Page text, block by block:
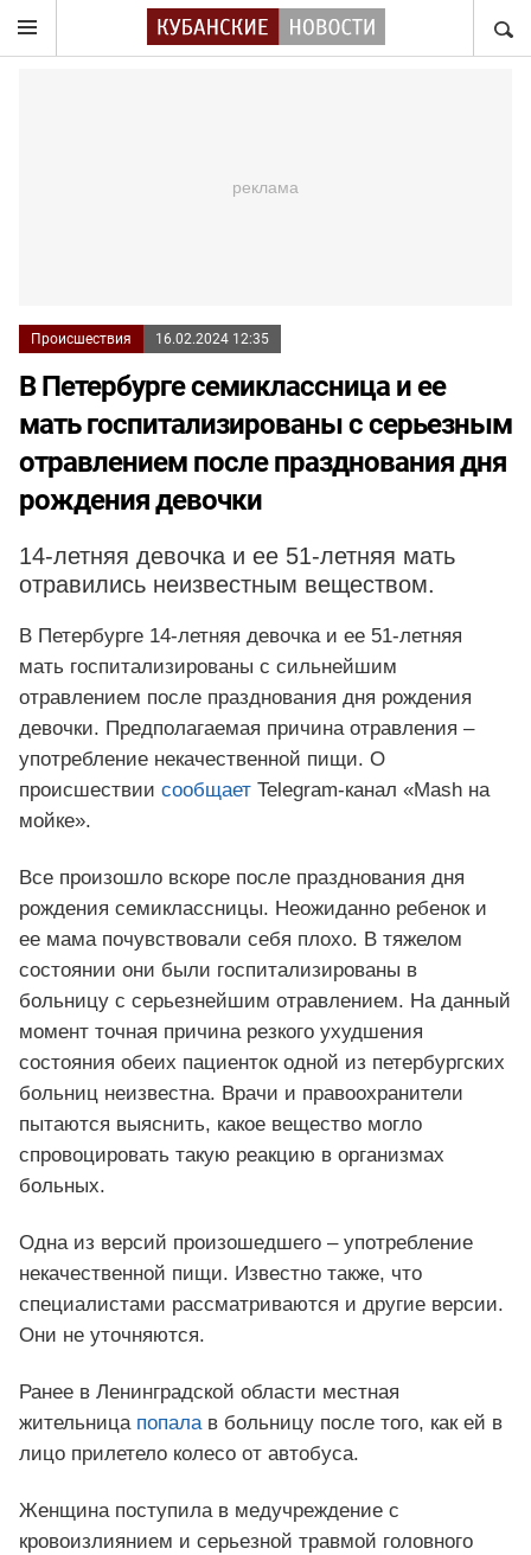
Происшествия 16.02.2024 12:35
В Петербурге семиклассница и ее
мать госпитализированы с серьезным
отравлением после празднования дня
рождения девочки
14-летняя девочка и ее 51-летняя мать
отравились неизвестным веществом.
В Петербурге 14-летняя девочка и ее 51-летняя
мать госпитализированы с сильнейшим
отравлением после празднования дня рождения
девочки. Предполагаемая причина отравления –
употребление некачественной пищи. О
происшествии сообщает Telegram-канал «Mash на
мойке».
Все произошло вскоре после празднования дня
рождения семиклассницы. Неожиданно ребенок и
ее мама почувствовали себя плохо. В тяжелом
состоянии они были госпитализированы в
больницу с серьезнейшим отравлением. На данный
момент точная причина резкого ухудшения
состояния обеих пациенток одной из петербургских
больниц неизвестна. Врачи и правоохранители
пытаются выяснить, какое вещество могло
спровоцировать такую реакцию в организмах
больных.
Одна из версий произошедшего – употребление
некачественной пищи. Известно также, что
специалистами рассматриваются и другие версии.
Они не уточняются.
Ранее в Ленинградской области местная
жительница попалав больницу после того, как ей в
лицо прилетело колесо от автобуса.
Женщина поступила в медучреждение с
кровоизлиянием и серьезной травмой головного